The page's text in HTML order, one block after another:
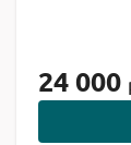
24 000